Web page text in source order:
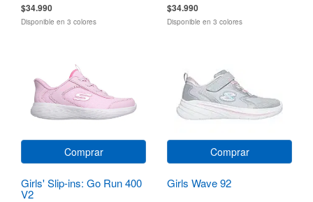
$34.990
Disponible en 3 colores
$34.990
Disponible en 3 colores
Comprar
Girls' Slip-ins: Go Run 400
V2
Comprar
Girls Wave 92